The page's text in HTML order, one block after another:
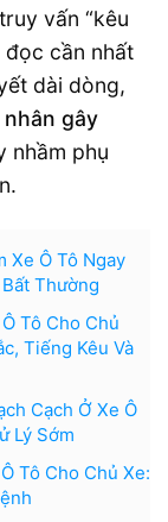
vấn “kêu
đọc cần nhất
dài dòng,
gây
nhầm phụ
Xe Ô Tô Ngay
Thường
Tô Cho Chủ
Tiếng Kêu Và
Cạch Ở Xe Ô
Lý Sớm
Tô Cho Chủ Xe: